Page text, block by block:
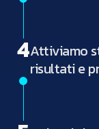
4Attiviamo
risultati e